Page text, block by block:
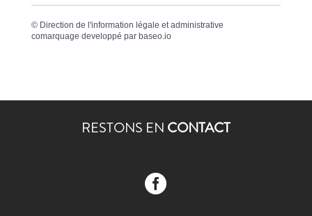
© Direction de l'information légale et administrative
comarquage developpé par baseo.io
RESTONS EN CONTACT
